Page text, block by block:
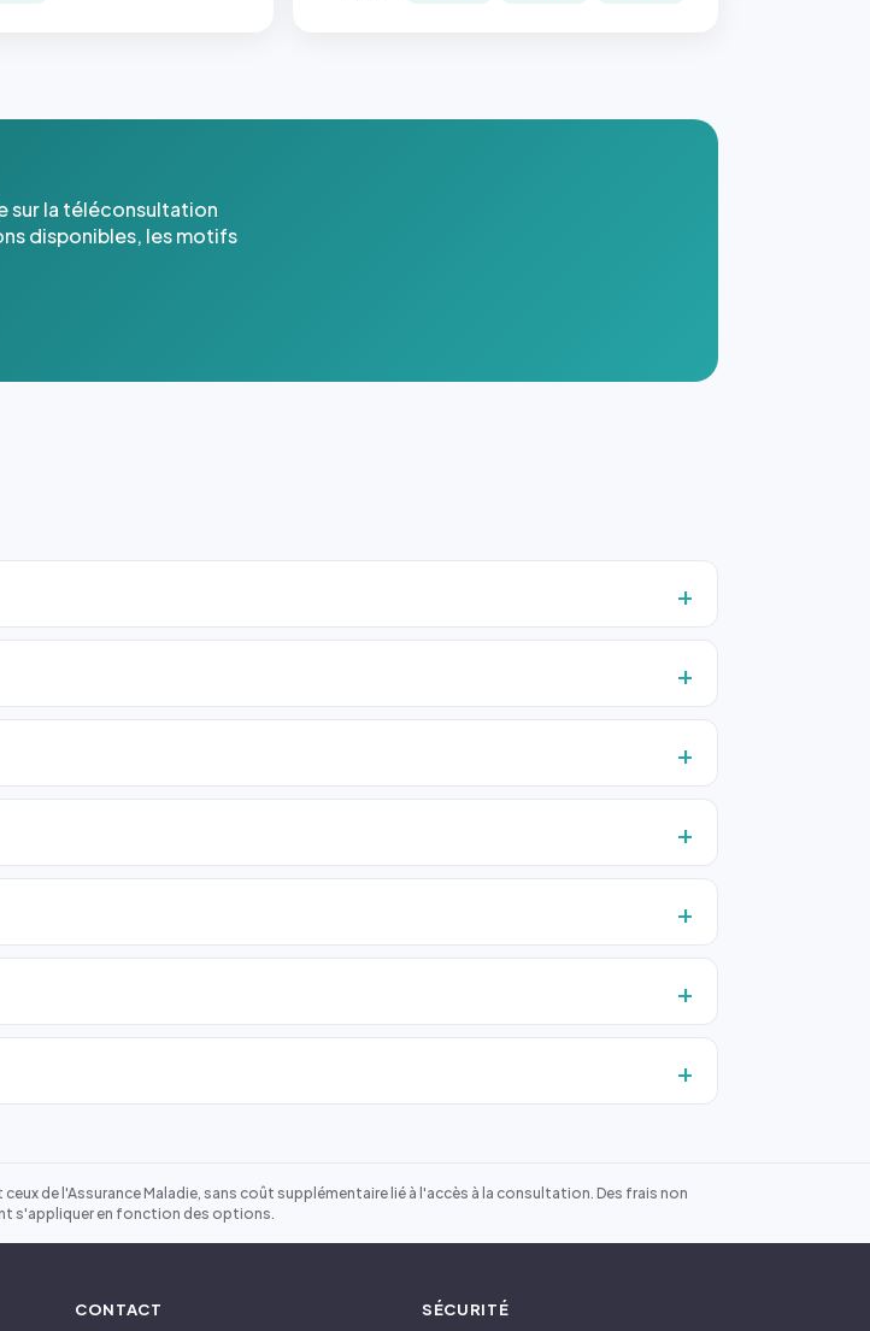
sur la téléconsultation
disponibles, les motifs
de l'Assurance Maladie, sans coût supplémentaire lié à l'accès à la consultation. Des frais non
s'appliquer en fonction des options.
CONTACT SÉCURITÉ